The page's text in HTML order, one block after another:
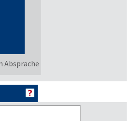
Absprache